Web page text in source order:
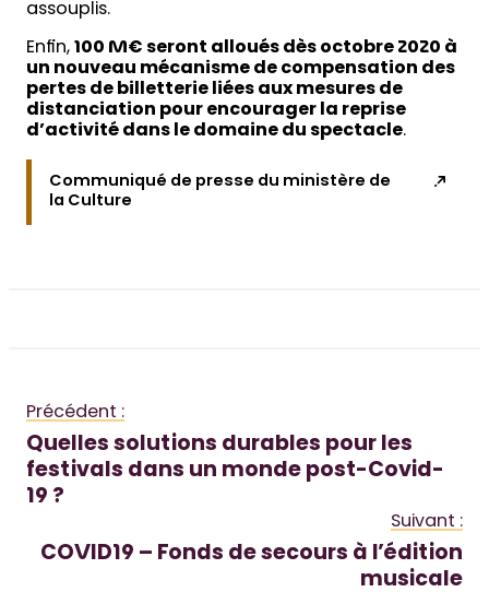
assouplis.
Enfin, 100 M€ seront alloués dès octobre 2020 à
un nouveau mécanisme de compensation des
pertes de billetterie liées aux mesures de
distanciation pour encourager la reprise
d’activité dans le domaine du spectacle.
Communiqué de presse du ministère de
la Culture
Précédent :
Quelles solutions durables pour les
festivals dans un monde post-Covid-
19 ?
Suivant :
COVID19 – Fonds de secours à l’édition
musicale